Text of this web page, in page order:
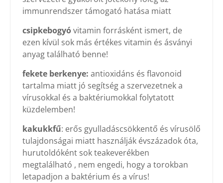
immunrendszer támogató hatása miatt
csipkebogyóvitamin forrásként ismert, de
ezen kívül sok más értékes vitamin és ásványi
anyag található benne!
fekete berkenye: antioxidáns és flavonoid
tartalma miatt jó segítség a szervezetnek a
vírusokkal és a baktériumokkal folytatott
küzdelemben!
kakukkfű: erős gyulladáscsökkentő és vírusölő
tulajdonságai miatt használják évszázadok óta,
hurutoldóként sok teakeverékben
megtalálható , nem engedi, hogy a torokban
letapadjon a baktérium és a vírus!